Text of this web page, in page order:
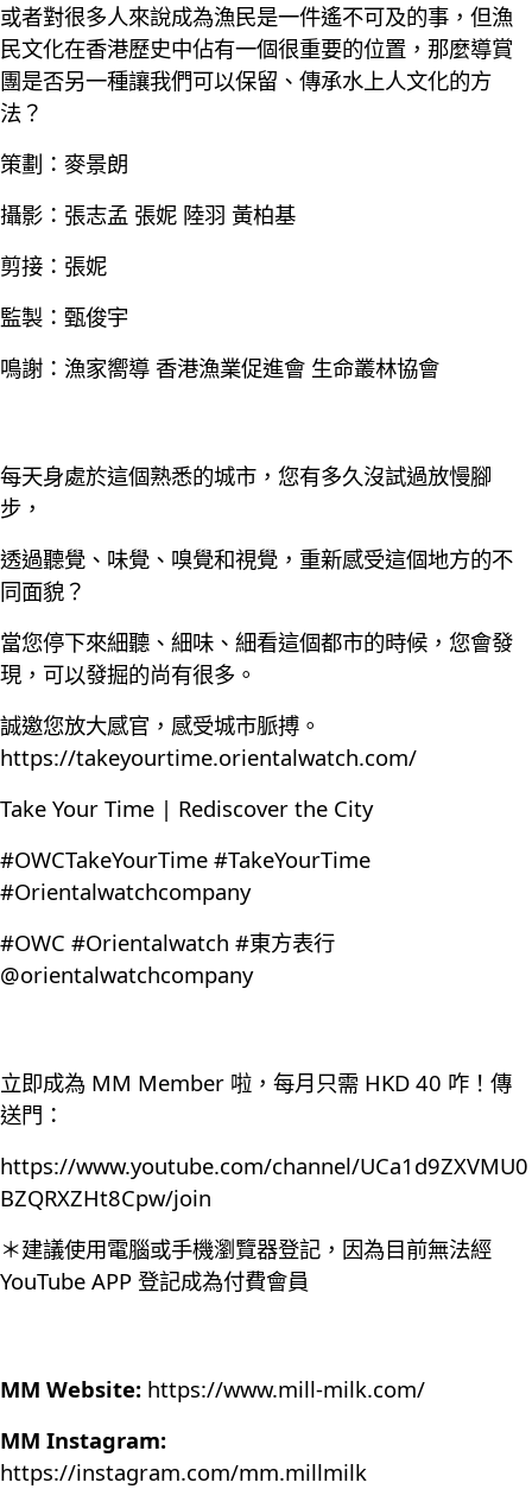
或者對很多人來說成為漁民是一件遙不可及的事，但漁
民文化在香港歷史中佔有一個很重要的位置，那麼導賞
團是否另一種讓我們可以保留、傳承水上人文化的方
法？
策劃：麥景朗
攝影：張志孟 張妮 陸羽 黃柏基
剪接：張妮
監製：甄俊宇
鳴謝：漁家嚮導 香港漁業促進會 生命叢林協會
每天身處於這個熟悉的城市，您有多久沒試過放慢腳
步，
透過聽覺、味覺、嗅覺和視覺，重新感受這個地方的不
同面貌？
當您停下來細聽、細味、細看這個都市的時候，您會發
現，可以發掘的尚有很多。
誠邀您放大感官，感受城市脈搏。
https://takeyourtime.orientalwatch.com/
Take Your Time | Rediscover the City
#OWCTakeYourTime #TakeYourTime
#Orientalwatchcompany
#OWC #Orientalwatch #東方表行
@orientalwatchcompany
立即成為 MM Member 啦，每月只需 HKD 40 咋！傳
送門：
https://www.youtube.com/channel/UCa1d9ZXVMU0
BZQRXZHt8Cpw/join
＊建議使用電腦或手機瀏覽器登記，因為目前無法經
YouTube APP 登記成為付費會員
MM Website: https://www.mill-milk.com/
MM Instagram:
https://instagram.com/mm.millmilk